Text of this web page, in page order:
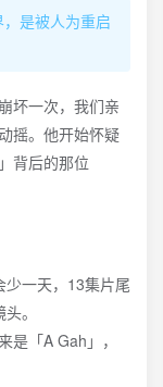
，是被人为重启
坏一次，我们亲
摇。他开始怀疑
背后的那位
少一天，13集片尾
。
是「A Gah」，